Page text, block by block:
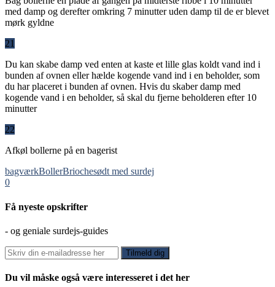
med damp og derefter omkring 7 minutter uden damp til de er blevet
mørk gyldne
21
Du kan skabe damp ved enten at kaste et lille glas koldt vand ind i
bunden af ovnen eller hælde kogende vand ind i en beholder, som
du har placeret i bunden af ovnen. Hvis du skaber damp med
kogende vand i en beholder, så skal du fjerne beholderen efter 10
minutter
22
Afkøl bollerne på en bagerist
bagværkBollerBriochesødt med surdej
0
Få nyeste opskrifter
- og geniale surdejs-guides
Du vil måske også være interesseret i det her